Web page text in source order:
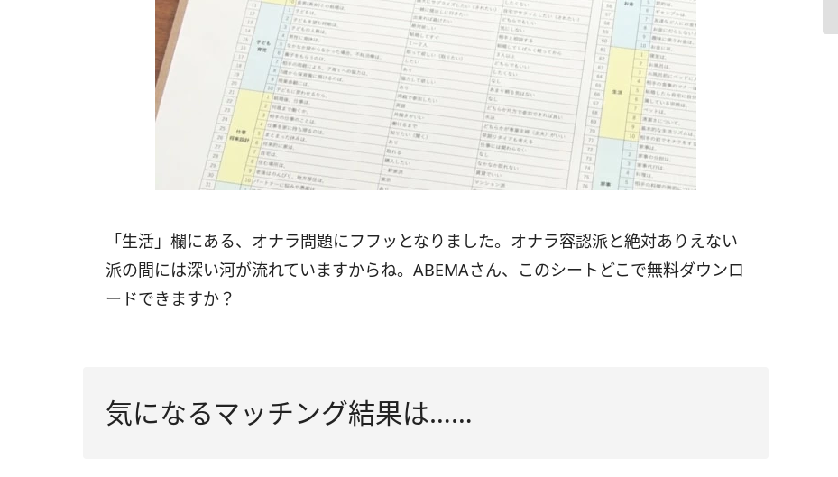
「生活」欄にある、オナラ問題にフフッとなりました。オナラ容認派と絶対ありえない
派の間には深い河が流れていますからね。ABEMAさん、このシートどこで無料ダウンロ
ードできますか？
気になるマッチング結果は……